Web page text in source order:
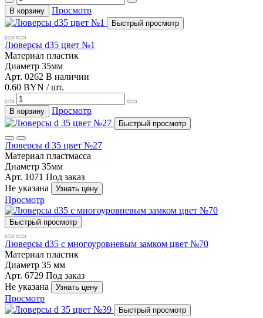
В корзину Просмотр
Быстрый просмотр
Люверсы d35 цвет №1
Материал пластик
Диаметр 35мм
Арт. 0262 В наличии
0.60 BYN / шт.
В корзину Просмотр
Быстрый просмотр
Люверсы d 35 цвет №27
Материал пластмасса
Диаметр 35мм
Арт. 1071 Под заказ
Не указана
Узнать цену
Просмотр
Быстрый просмотр
Люверсы d35 с многоуровневым замком цвет №70
Материал пластик
Диаметр 35 мм
Арт. 6729 Под заказ
Не указана
Узнать цену
Просмотр
Быстрый просмотр